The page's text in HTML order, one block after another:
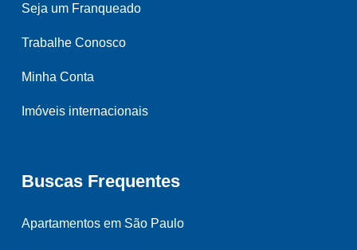
Seja um Franqueado
Trabalhe Conosco
Minha Conta
Imóveis internacionais
Buscas Frequentes
Apartamentos em São Paulo